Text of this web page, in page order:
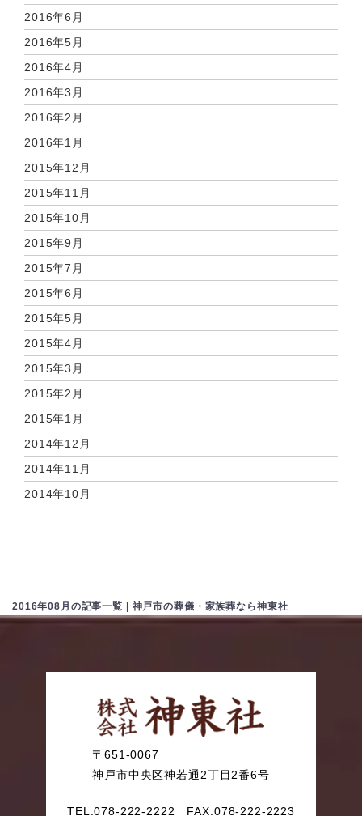
2016年6月
2016年5月
2016年4月
2016年3月
2016年2月
2016年1月
2015年12月
2015年11月
2015年10月
2015年9月
2015年7月
2015年6月
2015年5月
2015年4月
2015年3月
2015年2月
2015年1月
2014年12月
2014年11月
2014年10月
2016年08月の記事一覧 | 神戸市の葬儀・家族葬なら神東社
〒651-0067
神戸市中央区神若通2丁目2番6号
TEL:078-222-2222 FAX:078-222-2223